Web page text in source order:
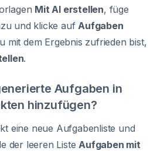
Mit AI erstellen, füge
und klicke aufAufgaben
mit dem Ergebnis zufrieden bist,
.
Aufgaben in
hinzufügen?
eine neue Aufgabenliste und
der leeren ListeAufgaben mit